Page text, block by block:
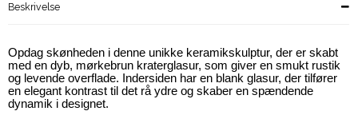
Beskrivelse
Opdag skønheden i denne unikke keramikskulptur, der er skabt
med en dyb, mørkebrun kraterglasur, som giver en smukt rustik
og levende overflade. Indersiden har en blank glasur, der tilfører
en elegant kontrast til det rå ydre og skaber en spændende
dynamik i designet.